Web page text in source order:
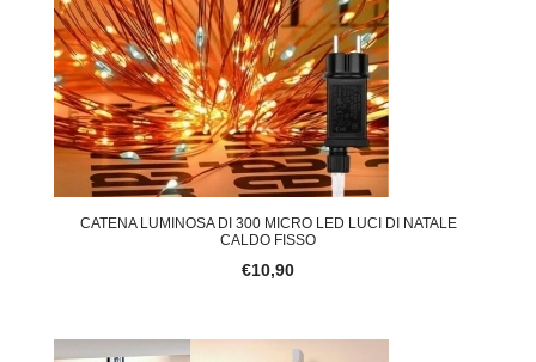
CATENA LUMINOSA DI 300 MICRO LED LUCI DI NATALE
CALDO FISSO
€10,90